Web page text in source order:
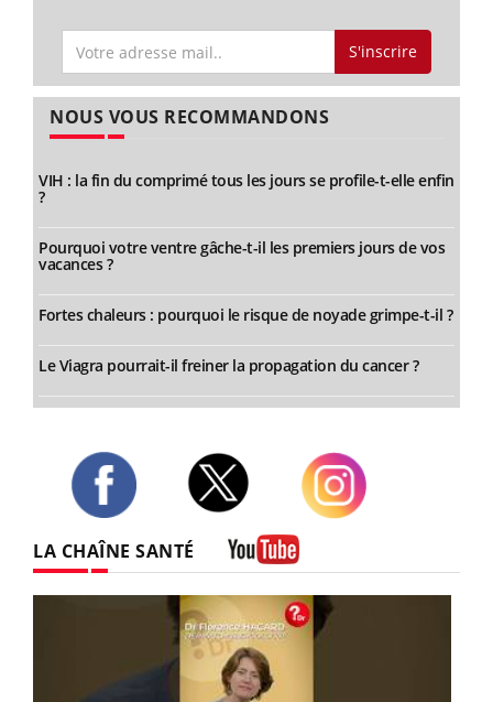
S'inscrire
NOUS VOUS RECOMMANDONS
VIH : la fin du comprimé tous les jours se profile-t-elle enfin
?
Pourquoi votre ventre gâche-t-il les premiers jours de vos
vacances ?
Fortes chaleurs : pourquoi le risque de noyade grimpe-t-il ?
Le Viagra pourrait-il freiner la propagation du cancer ?
LA CHAÎNE SANTÉ